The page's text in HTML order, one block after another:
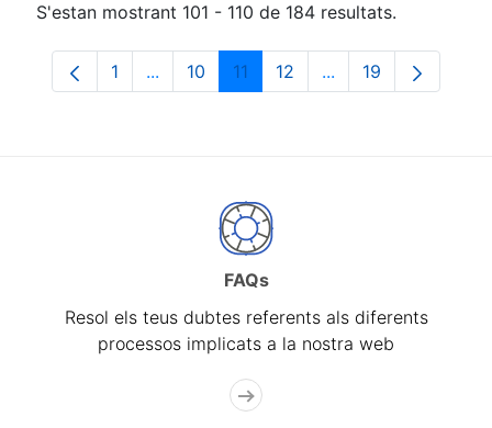
S'estan mostrant 101 - 110 de 184 resultats.
Pàgina
1 ...Pàgines intermèdies Utilitzeu TAB per
Pàgina
10 Pàgina
11 Pàgina
12 ...PàginesPàgina
19
FAQs
Resol els teus dubtes referents als diferents
processos implicats a la nostra web